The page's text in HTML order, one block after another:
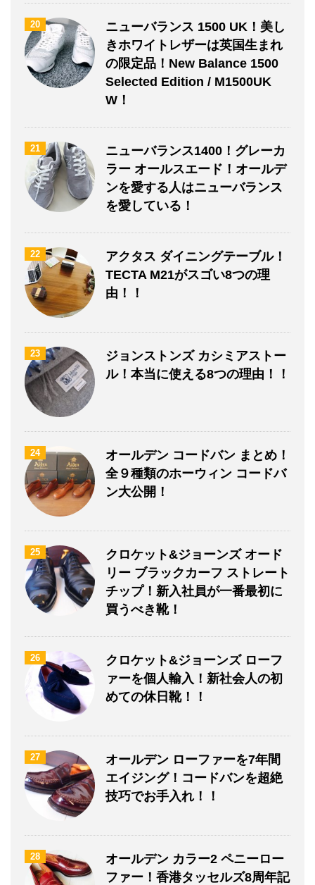
20
ニューバランス 1500 UK！美し
きホワイトレザーは英国生まれ
の限定品！New Balance 1500
Selected Edition / M1500UK
W！
21
ニューバランス1400！グレーカ
ラー オールスエード！オールデ
ンを愛する人はニューバランス
を愛している！
22
アクタス ダイニングテーブル！
TECTA M21がスゴい8つの理
由！！
23
ジョンストンズ カシミアストー
ル！本当に使える8つの理由！！
24
オールデン コードバン まとめ！
全９種類のホーウィン コードバ
ン大公開！
25
クロケット&ジョーンズ オード
リー ブラックカーフ ストレート
チップ！新入社員が一番最初に
買うべき靴！
26
クロケット&ジョーンズ ローフ
ァーを個人輸入！新社会人の初
めての休日靴！！
27
オールデン ローファーを7年間
エイジング！コードバンを超絶
技巧でお手入れ！！
28
オールデン カラー2 ペニーロー
ファー！香港タッセルズ8周年記